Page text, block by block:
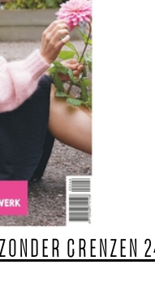
GRENZEN